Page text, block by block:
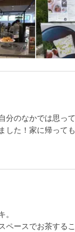
分のなかでは思っ
した！家に帰って
ペースでお茶する